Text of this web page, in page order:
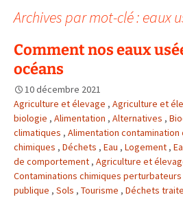
Archives par mot-clé : eaux
Comment nos eaux
océans
10 décembre 2021
Agriculture et élevage , Agriculture et
biologie , Alimentation , Alternatives ,
climatiques , Alimentation contamination
chimiques , Déchets , Eau , Logement ,
de comportement , Agriculture et
Contaminations chimiques
publique , Sols , Tourisme , Déchets